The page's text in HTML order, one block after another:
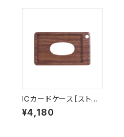
ICカードケース［ストラ
ップ（短）付き］（窓付き）
ウォールナット［IC-2W］
¥4,180